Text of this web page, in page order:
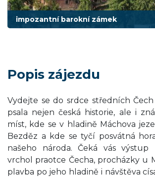
impozantní barokní zámek
Popis zájezdu
Vydejte se do srdce středních
psala nejen česká historie, ale i
míst, kde se v hladině Máchova
Bezděz a kde se tyčí posvátná
našeho národa. Čeká vás výstup
vrchol praotce Čecha, procházky u
plavba po jeho hladině i návštěva